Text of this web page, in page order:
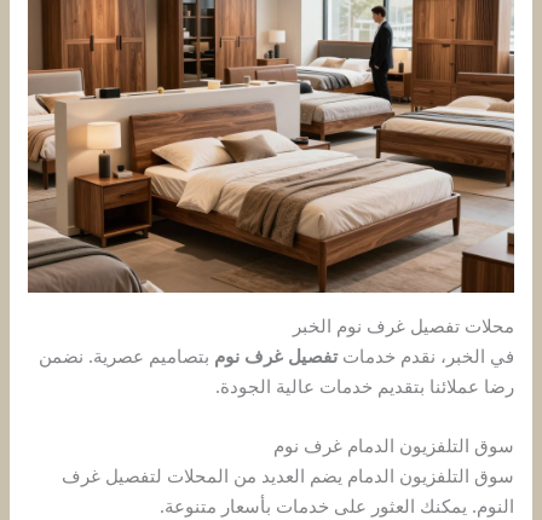
محلات تفصيل غرف نوم الخبر
في الخبر، نقدم خدماتتفصيل غرف نوم بتصاميم عصرية. نضمن
رضا عملائنا بتقديم خدمات عالية الجودة.
سوق التلفزيون الدمام غرف نوم
سوق التلفزيون الدمام يضم العديد من المحلات لتفصيل غرف
النوم. يمكنك العثور على خدمات بأسعار متنوعة.